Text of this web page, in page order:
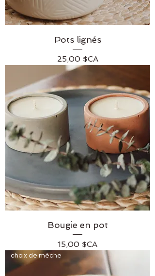
Pots lignés
Prix
25,00 $CA
Bougie en pot
Prix
15,00 $CA
choix de mèche